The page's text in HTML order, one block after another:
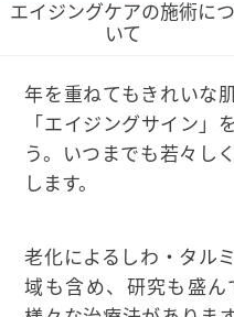
エイジングケアの施術につ
いて
年を重ねてもきれいな
「エイジングサイン」
う。いつまでも若々し
します。
老化によるしわ・タル
域も含め、研究も盛ん